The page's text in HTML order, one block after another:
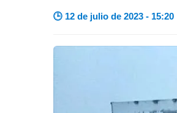
🕒 12 de julio de 2023 - 15:20